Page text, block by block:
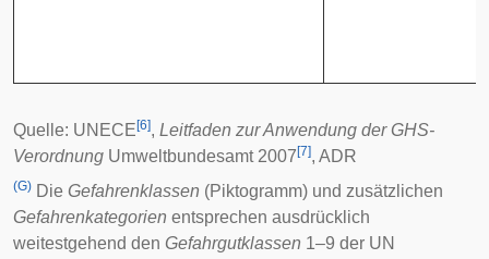
Quelle: UNECE [6], Leitfaden zur Anwendung der GHS-
Verordnung Umweltbundesamt 2007 [7], ADR
(G) Die Gefahrenklassen (Piktogramm) und zusätzlichen
Gefahrenkategorien entsprechen ausdrücklich
weitestgehend den Gefahrgutklassen 1–9 der UN